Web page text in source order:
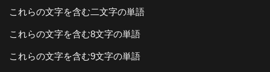
これらの文字を含む二文字の単語
これらの文字を含む8文字の単語
これらの文字を含む9文字の単語